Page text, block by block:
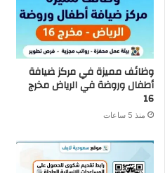
وظائف مميزة في مركز ضيافة
أطفال وروضة في الرياض مخرج
16
منذ 5 ساعات